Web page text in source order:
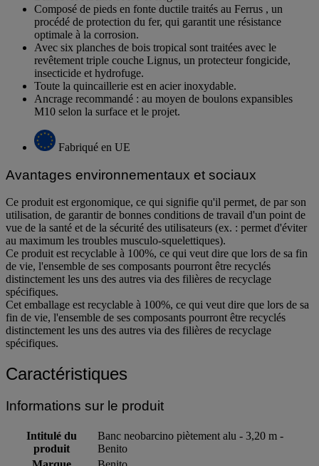
Banc Neobarcino sobre et élégant.
Composé de pieds en fonte ductile traités au Ferrus , un
procédé de protection du fer, qui garantit une résistance
optimale à la corrosion.
Avec six planches de bois tropical sont traitées avec le
revêtement triple couche Lignus, un protecteur fongicide,
insecticide et hydrofuge.
Toute la quincaillerie est en acier inoxydable.
Ancrage recommandé : au moyen de boulons expansibles
Avantages environnementaux et sociaux
Ce produit est ergonomique, ce qui signifie qu'il permet, de par son
utilisation, de garantir de bonnes conditions de travail d'un point de
vue de la santé et de la sécurité des utilisateurs (ex. : permet d'éviter
au maximum les troubles musculo-squelettiques).
Ce produit est recyclable à 100%, ce qui veut dire que lors de sa fin
de vie, l'ensemble de ses composants pourront être recyclés
distinctement les uns des autres via des filières de recyclage
spécifiques.
Cet emballage est recyclable à 100%, ce qui veut dire que lors de sa
fin de vie, l'ensemble de ses composants pourront être recyclés
distinctement les uns des autres via des filières de recyclage
Caractéristiques
Informations sur le produit
Intitulé du
produit
Banc neobarcino piètement alu - 3,20 m -
Benito